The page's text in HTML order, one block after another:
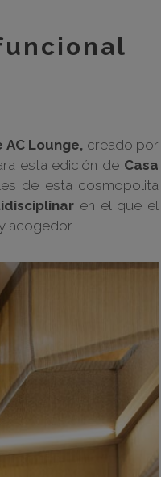
Lounge, creado por
esta edición de Casa
de esta cosmopolita
en el que el
acogedor.